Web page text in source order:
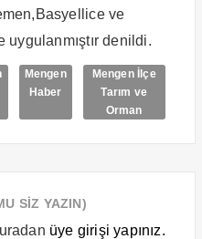
ve
denildi.
Mengen
Haber
Mengen İlçe
Tarım ve
Orman
SİZ YAZIN)
üye girişi yapınız.